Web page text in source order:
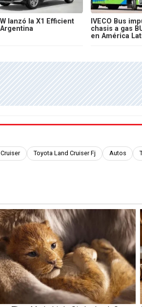
lanzó la X1 Efficient
IVECO Bus
chasis a gas
en América
Toyota Land Cruiser Fj Autos